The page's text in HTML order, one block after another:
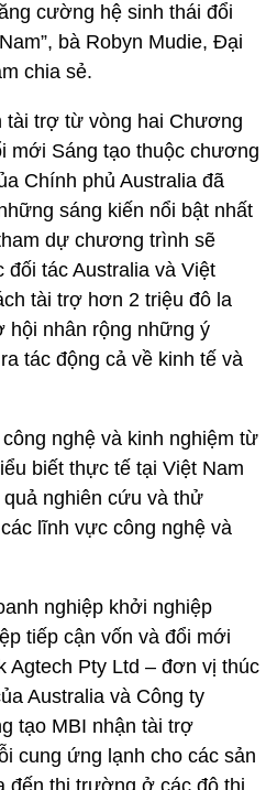
cường hệ sinh thái đổi
bà Robyn Mudie, Đại
chia sẻ.
trợ từ vòng hai Chương
mới Sáng tạo thuộc chương
Chính phủ Australia đã
sáng kiến nổi bật nhất
dự chương trình sẽ
tác Australia và Việt
tài trợ hơn 2 triệu đô la
hội nhân rộng những ý
tác động cả về kinh tế và
nghệ và kinh nghiệm từ
biết thực tế tại Việt Nam
nghiên cứu và thử
lĩnh vực công nghệ và
nghiệp khởi nghiệp
tiếp cận vốn và đổi mới
Agtech Pty Ltd – đơn vị thúc
Australia và Công ty
tạo MBI nhận tài trợ
cung ứng lạnh cho các sản
đến thị trường ở các đô thị